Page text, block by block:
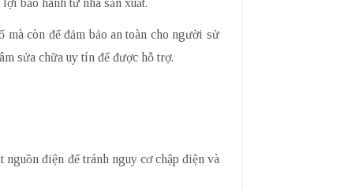
bảo hành từ nhà sản xuất.
còn để đảm bảo an toàn cho người sử
sửa chữa uy tín để được hỗ trợ.
điện để tránh nguy cơ chập điện và